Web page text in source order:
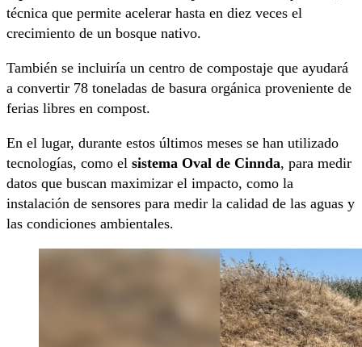
técnica que permite acelerar hasta en diez veces el
crecimiento de un bosque nativo.
También se incluiría un centro de compostaje que ayudará
a convertir 78 toneladas de basura orgánica proveniente de
ferias libres en compost.
En el lugar, durante estos últimos meses se han utilizado
tecnologías, como el sistema Oval de Cinnda, para medir
datos que buscan maximizar el impacto, como la
instalación de sensores para medir la calidad de las aguas y
las condiciones ambientales.